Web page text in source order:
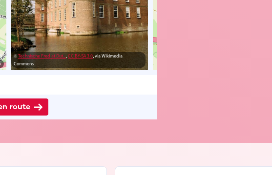
©Technische Fred at Dut...,CC BY-SA 3.0, via Wikimedia
Commons
route